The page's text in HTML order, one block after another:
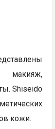
макияж,
Shiseido
кожи.